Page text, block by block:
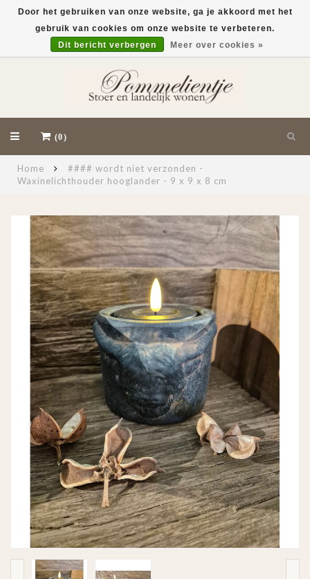
(0)
Home
#### wordt niet verzonden -
Waxinelichthouder hooglander - 9 x 9 x 8 cm
Door het gebruiken van onze website, ga je akkoord met het
gebruik van cookies om onze website te verbeteren.
Dit bericht verbergen
Meer over cookies »